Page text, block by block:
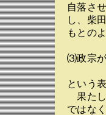
自落さ
し、柴
もとの
⑶政宗が
という
果た
ではな